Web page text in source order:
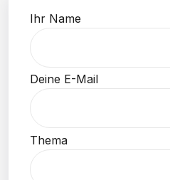
Ihr Name
Deine E-Mail
Thema